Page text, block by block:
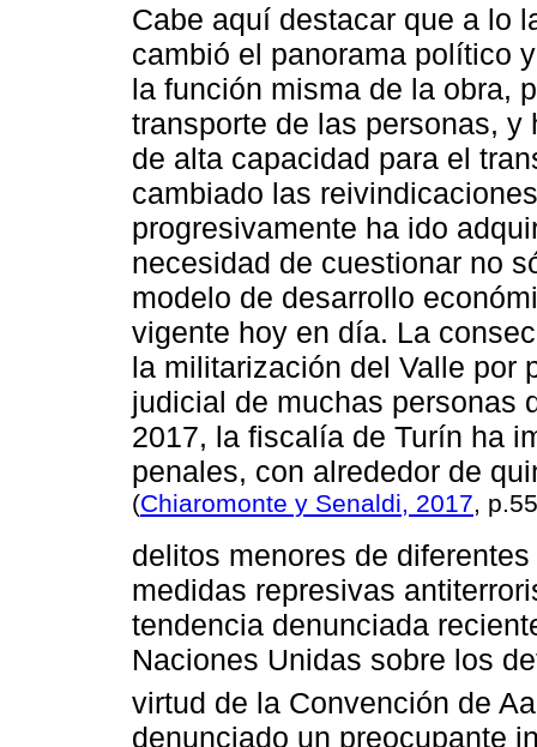
Cabe aquí destacar que a lo
cambió el panorama político
la función misma de la obra,
transporte de las personas,
de alta capacidad para el
cambiado las
progresivamente ha ido
necesidad de cuestionar no
modelo de desarrollo
vigente hoy en día. La
la militarización del Valle por
judicial de muchas personas
2017, la fiscalía de Turín ha
penales, con alrededor de
(Chiaromonte y Senaldi, 2017 ,
delitos menores de
medidas represivas
tendencia denunciada
Naciones Unidas sobre los
virtud de la Convención de
denunciado un preocupante